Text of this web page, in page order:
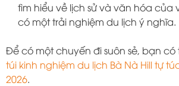
tìm hiểu về lịch sử và văn hóa
có một trải nghiệm du lịch ý nghĩa.
Để có một chuyến đi suôn sẻ, bạn
túi kinh nghiệm du lịch Bà Nà Hill tự
2026.